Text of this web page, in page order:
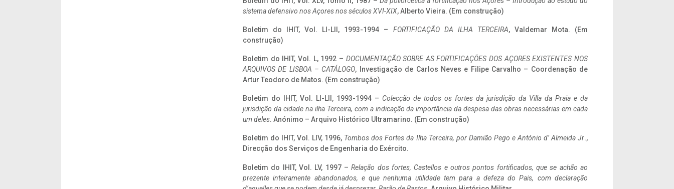
sistema defensivo nos Açores nos séculos XVI-XIX, Alberto Vieira. (Em construção)
Boletim do IHIT, Vol. LI-LII, 1993-1994 – FORTIFICAÇÃO DA ILHA TERCEIRA, Valdemar Mota. (Em
construção)
Boletim do IHIT, Vol. L, 1992 – DOCUMENTAÇÃO SOBRE AS FORTIFICAÇÕES DOS AÇORES EXISTENTES NOS
ARQUIVOS DE LISBOA – CATÁLOGO, Investigação de Carlos Neves e Filipe Carvalho – Coordenação de
Artur Teodoro de Matos. (Em construção)
Boletim do IHIT, Vol. LI-LII, 1993-1994 – Colecção de todos os fortes da jurisdição da Villa da Praia e da
jurisdição da cidade na ilha Terceira, com a indicação da importância da despesa das obras necessárias em cada
um deles. Anónimo – Arquivo Histórico Ultramarino. (Em construção)
Boletim do IHIT, Vol. LIV, 1996, Tombos dos Fortes da Ilha Terceira, por Damião Pego e António d’ Almeida Jr.,
Direcção dos Serviços de Engenharia do Exército.
Boletim do IHIT, Vol. LV, 1997 –Relação dos fortes, Castellos e outros pontos fortificados, que se achão ao
prezente inteiramente abandonados, e que nenhuma utilidade tem para a defeza do Pais, com declaração